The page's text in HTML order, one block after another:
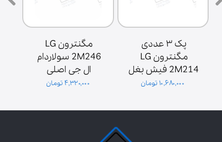
۴,۳۲۰,۰۰۰ تومان ۱۰,۶۸۰,۰۰۰ تومان